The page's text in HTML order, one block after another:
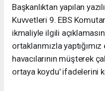
Başkanlıktan yapılan
Kuvvetleri 9. EBS
ikmaliyle ilgili
ortaklarımızla
havacılarının müşterek
ortaya koydu' ifadelerini